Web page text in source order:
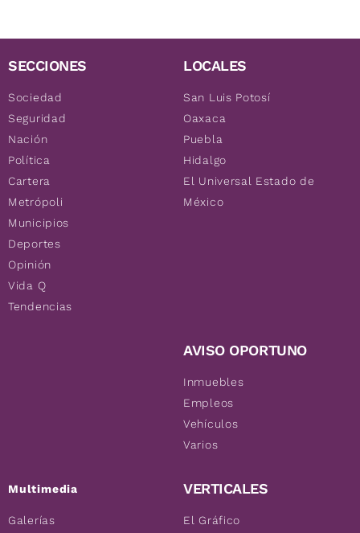
SECCIONES
Sociedad
Seguridad
Nación
Política
Cartera
Metrópoli
Municipios
Deportes
Opinión
Vida Q
Tendencias
Multimedia
Galerías
LOCALES
San Luis Potosí
Oaxaca
Puebla
Hidalgo
El Universal Estado de
México
AVISO OPORTUNO
Inmuebles
Empleos
Vehículos
Varios
VERTICALES
El Gráfico